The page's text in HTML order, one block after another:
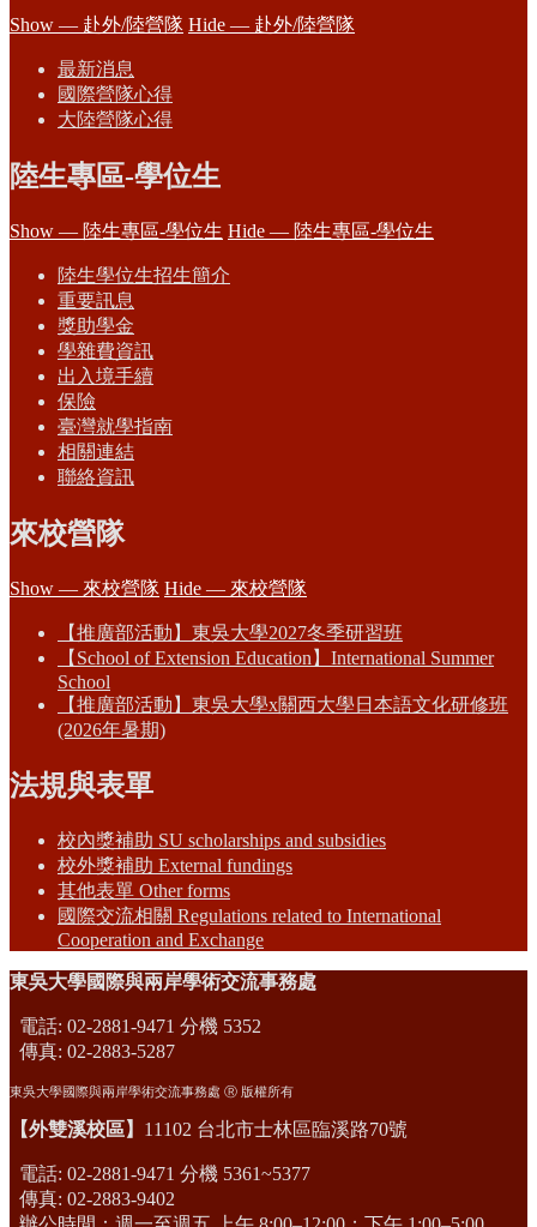
Show — 赴外/陸營隊 Hide — 赴外/陸營隊
最新消息
國際營隊心得
大陸營隊心得
陸生專區-學位生
Show — 陸生專區-學位生 Hide — 陸生專區-學位生
陸生學位生招生簡介
重要訊息
獎助學金
學雜費資訊
出入境手續
保險
臺灣就學指南
相關連結
聯絡資訊
來校營隊
Show — 來校營隊 Hide — 來校營隊
【推廣部活動】東吳大學2027冬季研習班
【School of Extension Education】International Summer
School
【推廣部活動】東吳大學x關西大學日本語文化研修班
(2026年暑期)
法規與表單
校內獎補助 SU scholarships and subsidies
校外獎補助 External fundings
其他表單 Other forms
國際交流相關 Regulations related to International
Cooperation and Exchange
東吳大學國際與兩岸學術交流事務處
電話: 02-2881-9471 分機 5352
傳真: 02-2883-5287
東吳大學國際與兩岸學術交流事務處 Ⓡ 版權所有
【外雙溪校區】 11102 台北市士林區臨溪路70號
電話: 02-2881-9471 分機 5361~5377
傳真: 02-2883-9402